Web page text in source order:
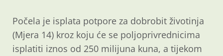
Počela je isplata potpore za dobrobit životinja
(Mjera 14) kroz koju će se poljoprivrednicima
isplatiti iznos od 250 milijuna kuna, a tijekom